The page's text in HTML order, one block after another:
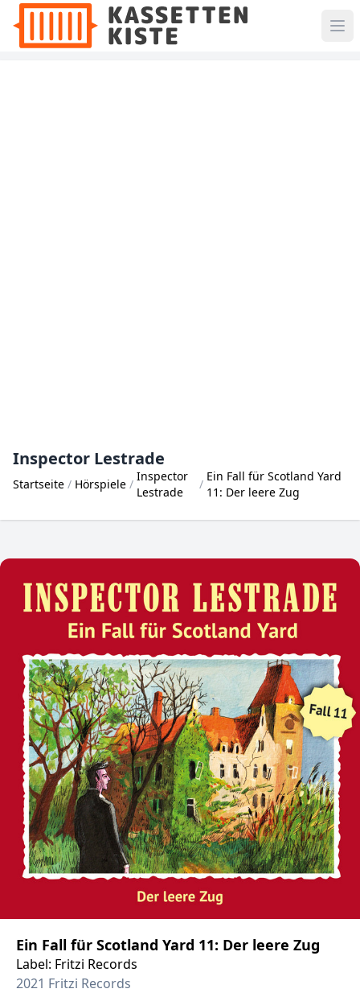
Inspector Lestrade
Startseite Hörspiele
Inspector
Lestrade
Ein Fall für Scotland Yard
11: Der leere Zug
Ein Fall für Scotland Yard 11: Der leere Zug
Label: Fritzi Records
2021 Fritzi Records